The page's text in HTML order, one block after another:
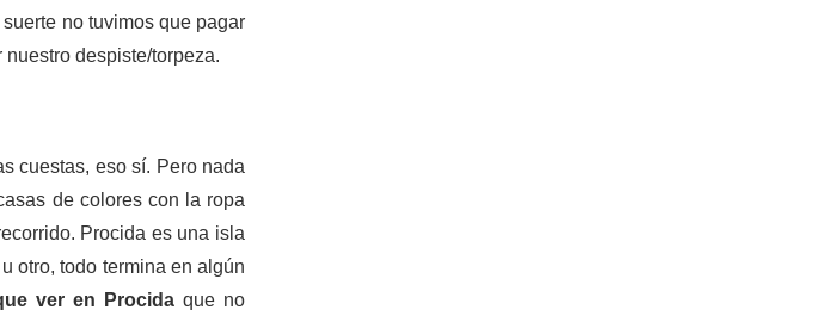
no tuvimos que pagar
despiste/torpeza.
cuestas, eso sí. Pero nada
de colores con la ropa
Procida es una isla
otro, todo termina en algún
ver en Procida que no